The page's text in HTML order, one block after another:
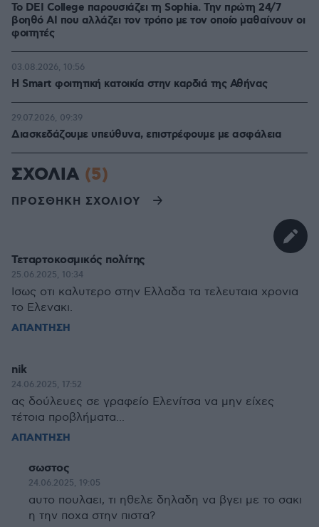
Το DEI College παρουσιάζει τη Sophia. Την πρώτη 24/7
βοηθό AI που αλλάζει τον τρόπο με τον οποίο μαθαίνουν οι
φοιτητές
Η Smart φοιτητική κατοικία στην καρδιά της Αθήνας
03.08.2026, 10:56
Διασκεδάζουμε υπεύθυνα, επιστρέφουμε με ασφάλεια
29.07.2026, 09:39
ΣΧΟΛΙΑ (5)
ΠΡΟΣΘΗΚΗ ΣΧΟΛΙΟΥ
Τεταρτοκοσμικός πολίτης
25.06.2025, 10:34
Ισως οτι καλυτερο στην Ελλαδα τα τελευταια χρονια
το Ελενακι.
ΑΠΑΝΤΗΣΗ
nik
24.06.2025, 17:52
ας δούλευες σε γραφείο Ελενίτσα να μην είχες
τέτοια προβλήματα...
ΑΠΑΝΤΗΣΗ
σωστος
24.06.2025, 19:05
αυτο πουλαει, τι ηθελε δηλαδη να βγει με το σακι
η την ποχα στην πιστα?